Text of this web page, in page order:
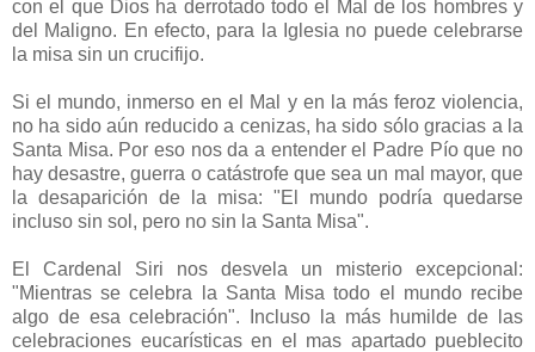
con el que Dios ha derrotado todo el Mal de los hombres y
del Maligno. En efecto, para la Iglesia no puede celebrarse
la misa sin un crucifijo.
Si el mundo, inmerso en el Mal y en la más feroz violencia,
no ha sido aún reducido a cenizas, ha sido sólo gracias a la
Santa Misa. Por eso nos da a entender el Padre Pío que no
hay desastre, guerra o catástrofe que sea un mal mayor, que
la desaparición de la misa: "El mundo podría quedarse
incluso sin sol, pero no sin la Santa Misa".
El Cardenal Siri nos desvela un misterio excepcional:
"Mientras se celebra la Santa Misa todo el mundo recibe
algo de esa celebración". Incluso la más humilde de las
celebraciones eucarísticas en el mas apartado pueblecito